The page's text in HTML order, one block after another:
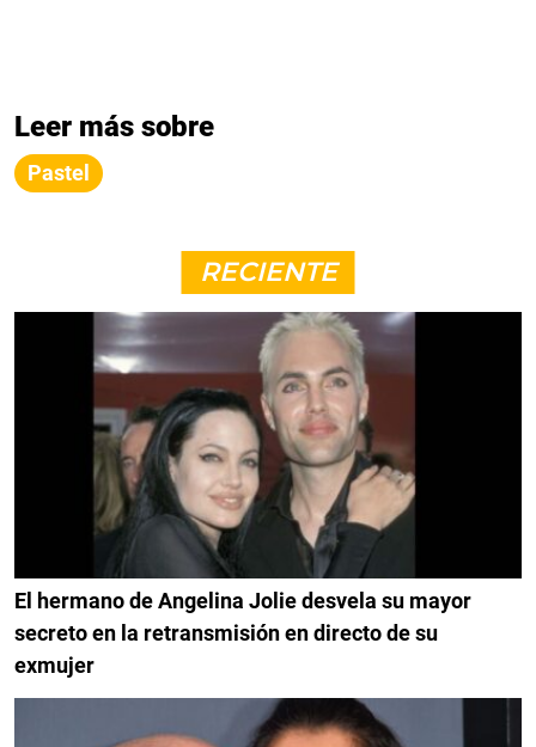
Leer más sobre
Pastel
RECIENTE
El hermano de Angelina Jolie desvela su mayor
secreto en la retransmisión en directo de su
exmujer